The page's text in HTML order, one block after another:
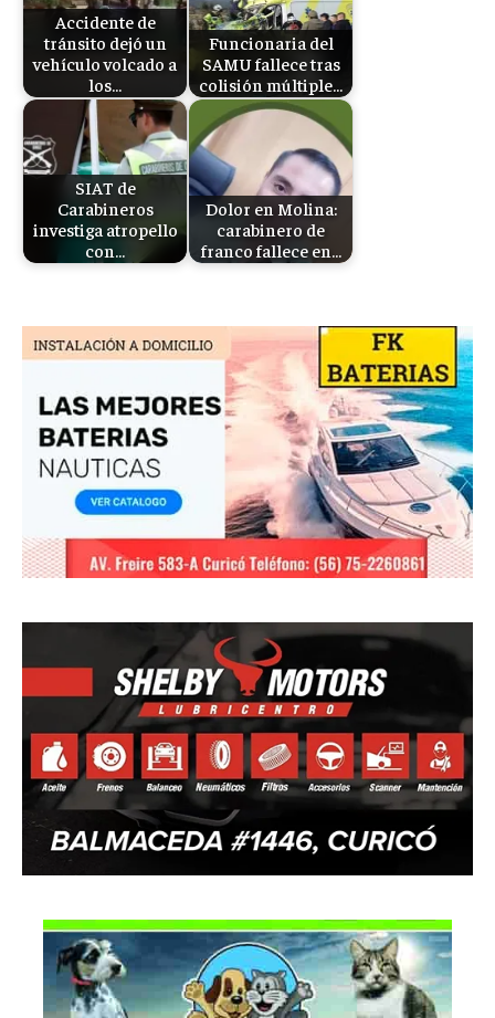
Accidente de
tránsito dejó un
vehículo volcado a
los…
Funcionaria del
SAMU fallece tras
colisión múltiple…
SIAT de
Carabineros
investiga atropello
con…
Dolor en Molina:
carabinero de
franco fallece en…